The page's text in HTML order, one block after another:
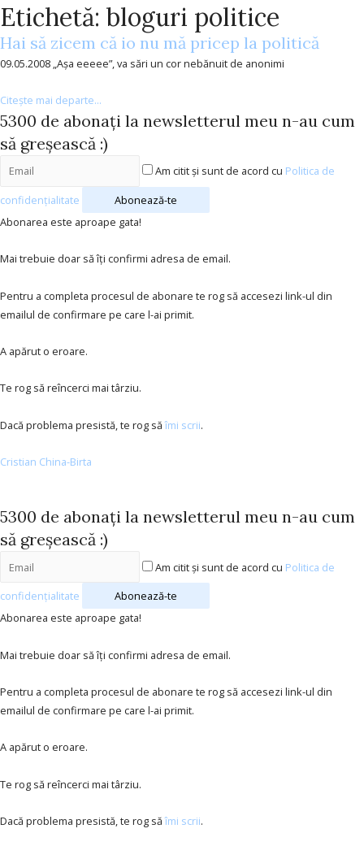
Etichetă: bloguri politice
Hai să zicem că io nu mă pricep la politică
09.05.2008 „Aşa eeeee”, va sări un cor nebănuit de anonimi
Citește mai departe...
5300 de abonați la newsletterul meu n-au cum
să greșească :)
Am citit și sunt de acord cu Politica de
confidențialitate
Abonează-te
Abonarea este aproape gata!
Mai trebuie doar să îți confirmi adresa de email.
Pentru a completa procesul de abonare te rog să accesezi link-ul din
emailul de confirmare pe care l-ai primit.
A apărut o eroare.
Te rog să reîncerci mai târziu.
Dacă problema presistă, te rog săîmi scrii.
Cristian China-Birta
5300 de abonați la newsletterul meu n-au cum
să greșească :)
Am citit și sunt de acord cu Politica de
confidențialitate
Abonează-te
Abonarea este aproape gata!
Mai trebuie doar să îți confirmi adresa de email.
Pentru a completa procesul de abonare te rog să accesezi link-ul din
emailul de confirmare pe care l-ai primit.
A apărut o eroare.
Te rog să reîncerci mai târziu.
Dacă problema presistă, te rog săîmi scrii.